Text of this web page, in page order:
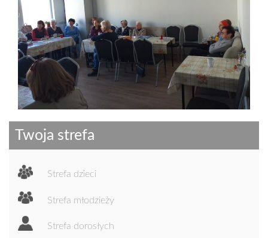
Twoja strefa
Strefa dzieci
Strefa młodzieży
Strefa dorosłych